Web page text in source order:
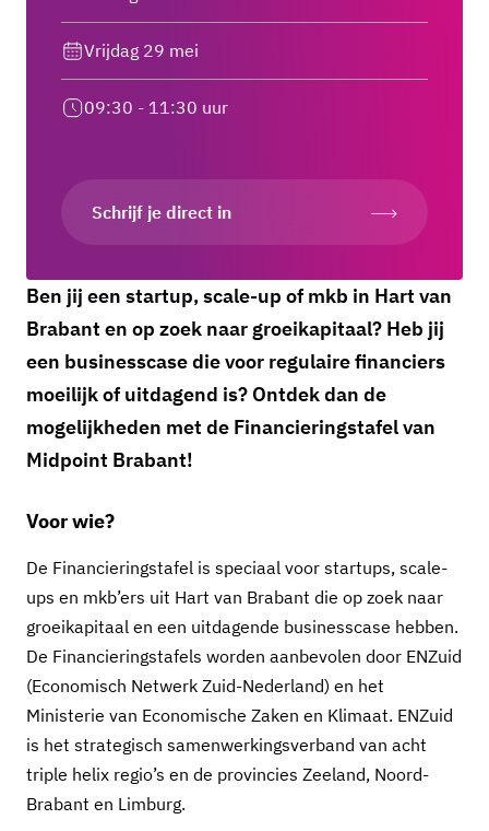
Ben jij een startup, scale-up of mkb in Hart van
Brabant en op zoek naar groeikapitaal? Heb jij
een businesscase die voor regulaire financiers
moeilijk of uitdagend is? Ontdek dan de
mogelijkheden met de Financieringstafel van
Midpoint Brabant!
Voor wie?
De Financieringstafel is speciaal voor startups, scale-
ups en mkb’ers uit Hart van Brabant die op zoek naar
groeikapitaal en een uitdagende businesscase hebben.
De Financieringstafels worden aanbevolen door ENZuid
(Economisch Netwerk Zuid-Nederland) en het
Ministerie van Economische Zaken en Klimaat. ENZuid
is het strategisch samenwerkingsverband van acht
triple helix regio’s en de provincies Zeeland, Noord-
Brabant en Limburg.
Vrijdag 29 mei
09:30 - 11:30 uur
Schrijf je direct in